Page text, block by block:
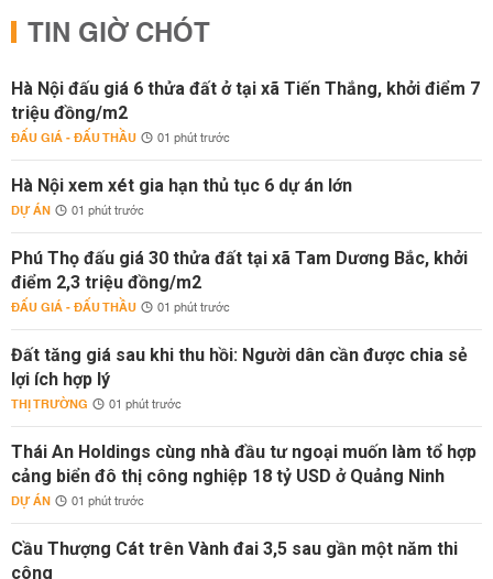
TIN GIỜ CHÓT
Hà Nội đấu giá 6 thửa đất ở tại xã Tiến Thắng, khởi điểm 7
triệu đồng/m2
ĐẤU GIÁ - ĐẤU THẦU 01 phút trước
Hà Nội xem xét gia hạn thủ tục 6 dự án lớn
DỰ ÁN 01 phút trước
Phú Thọ đấu giá 30 thửa đất tại xã Tam Dương Bắc, khởi
điểm 2,3 triệu đồng/m2
ĐẤU GIÁ - ĐẤU THẦU 01 phút trước
Đất tăng giá sau khi thu hồi: Người dân cần được chia sẻ
lợi ích hợp lý
THỊ TRƯỜNG 01 phút trước
Thái An Holdings cùng nhà đầu tư ngoại muốn làm tổ hợp
cảng biển đô thị công nghiệp 18 tỷ USD ở Quảng Ninh
DỰ ÁN 01 phút trước
Cầu Thượng Cát trên Vành đai 3,5 sau gần một năm thi
công